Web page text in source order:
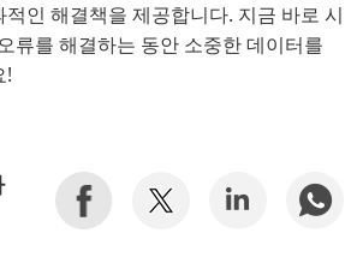
인 해결책을 제공합니다. 지금 바로 시
류를 해결하는 동안 소중한 데이터를
!